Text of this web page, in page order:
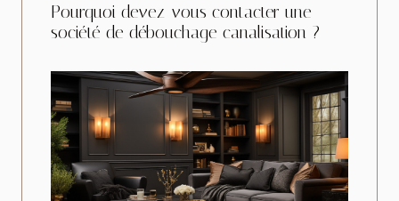
Pourquoi devez-vous contacter une
société de débouchage canalisation ?